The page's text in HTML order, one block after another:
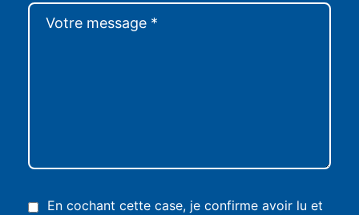
En cochant cette case, je confirme avoir lu et